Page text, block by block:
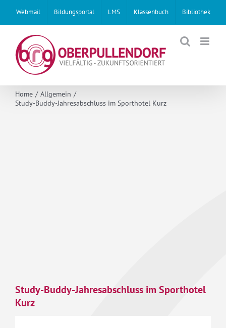
content
Webmail Bildungsportal LMS Klassenbuch Bibliothek
Home
Allgemein
Study-Buddy-Jahresabschluss im Sporthotel Kurz
Study-Buddy-Jahresabschluss im Sporthotel
Kurz